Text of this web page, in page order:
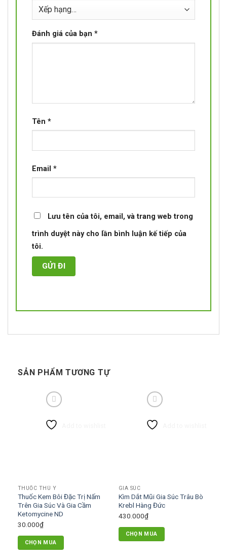
Đánh giá của bạn *
Tên *
Email *
Lưu tên của tôi, email, và trang web trong
trình duyệt này cho lần bình luận kế tiếp của
tôi.
SẢN PHẨM TƯƠNG TỰ
THUỐC THÚ Y
Thuốc Kem Bôi Đặc Trị Nấm
Trên Gia Súc Và Gia Cầm
Ketomycine ND
30.000₫
CHỌN MUA
GIA SÚC
Kìm Dắt Mũi Gia Súc Trâu Bò
Krebl Hàng Đức
430.000₫
CHỌN MUA